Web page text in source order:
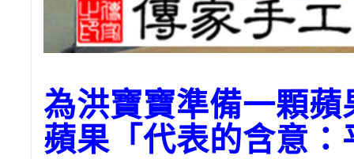
為洪寶寶準備一顆蘋
蘋果「代表的含意：